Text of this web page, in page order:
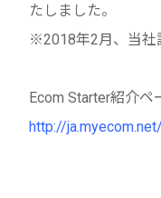
たしました。
※2018年2月、当社
Ecom Starter紹介ペ
http://